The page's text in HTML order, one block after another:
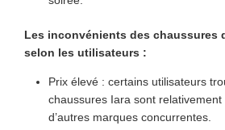
Les inconvénients des chaussures
selon les utilisateurs :
Prix élevé : certains utilisateurs
chaussures Iara sont
d’autres marques concurrentes.